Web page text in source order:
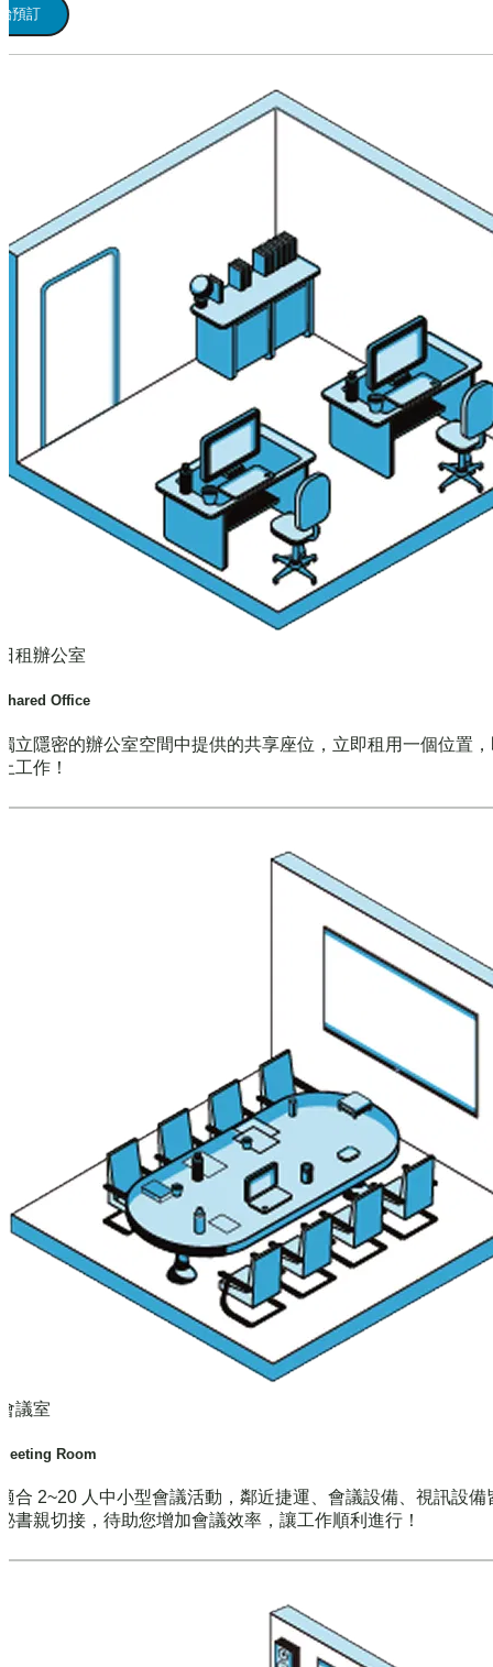
預訂
租辦公室
Office
立隱密的辦公室空間中提供的共享座位，立即租用一個位置
工作！
議室
Room
合 2~20 人中小型會議活動，鄰近捷運、會議設備、視訊設備
書親切接，待助您增加會議效率，讓工作順利進行！